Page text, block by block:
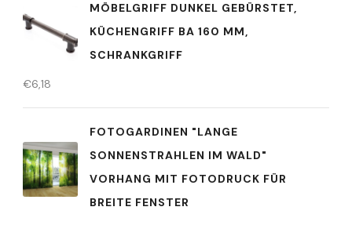
MÖBELGRIFF DUNKEL GEBÜRSTET,
KÜCHENGRIFF BA 160 MM,
SCHRANKGRIFF
€6,18
FOTOGARDINEN "LANGE
SONNENSTRAHLEN IM WALD"
VORHANG MIT FOTODRUCK FÜR
BREITE FENSTER